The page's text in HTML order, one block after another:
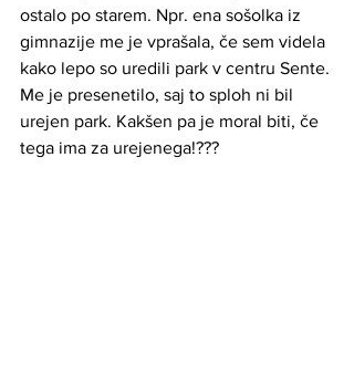
ostalo po starem. Npr. ena sošolka iz
gimnazije me je vprašala, če sem videla
kako lepo so uredili park v centru Sente.
Me je presenetilo, saj to sploh ni bil
urejen park. Kakšen pa je moral biti, če
tega ima za urejenega!???